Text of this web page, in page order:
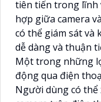
tiên tiến trong lĩnh
hợp giữa camera
có thể giám sát và
dễ dàng và thuận
Một trong những
động qua điện
Người dùng có